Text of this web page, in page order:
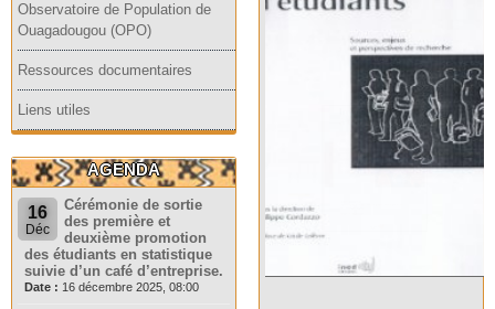
Observatoire de Population de
Ouagadougou (OPO)
Ressources documentaires
Liens utiles
AGENDA
16
Déc
Cérémonie de sortie
des première et
deuxième promotion
des étudiants en statistique
suivie d’un café d’entreprise.
Date : 16 décembre 2025, 08:00